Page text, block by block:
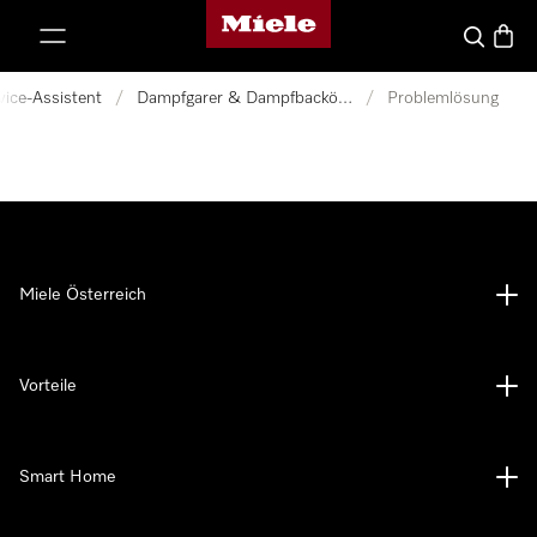
Miele-Homepage
Suche
Assistent / Dampfgarer & Dampfbacköfen / Problemlösung
Miele Österreich
Vorteile
Smart Home